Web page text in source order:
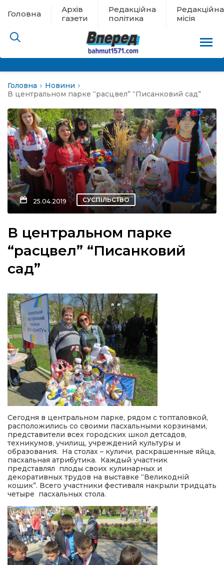
Головна
Архів
газети
Редакційна
політика
Редакційна
місія
евакуації
новини
політика
місія
Головна
Новини
В центральном парке “расцвел” “Писанковий сад”
25.04.2019 СУСПІЛЬСТВО
В центральном парке
“расцвел” “Писанковий
сад”
Сегодня в центральном парке, рядом с топталовкой,
расположились со своими пасхальными корзинами,
представители всех городских школ детсадов,
техникумов, училищ, учреждений культуры и
образования. На столах – куличи, раскрашенные яйца,
пасхальная атрибутика. Каждый участник
представлял плоды своих кулинарных и
декоративных трудов на выставке “Великодній
кошик”. Всего участники фестиваля накрыли тридцать
четыре пасхальных стола.